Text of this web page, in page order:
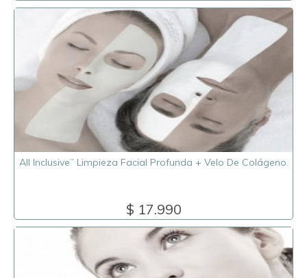
All Inclusive” Limpieza Facial Profunda + Velo De Colágeno.
$ 17.990